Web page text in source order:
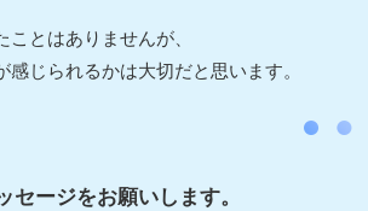
ことはありませんが、
じられるかは大切だと思います。
セージをお願いします。